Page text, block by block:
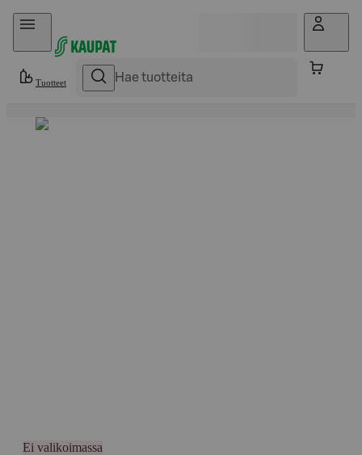
Hyppää sisältöön
Tuotteet
Ei valikoimassa